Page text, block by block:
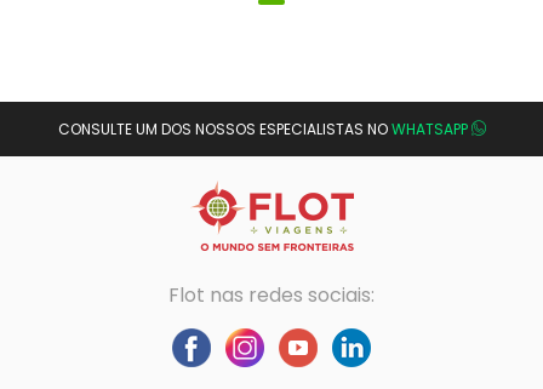
CONSULTE UM DOS NOSSOS ESPECIALISTAS NOWHATSAPP
Flot nas redes sociais: